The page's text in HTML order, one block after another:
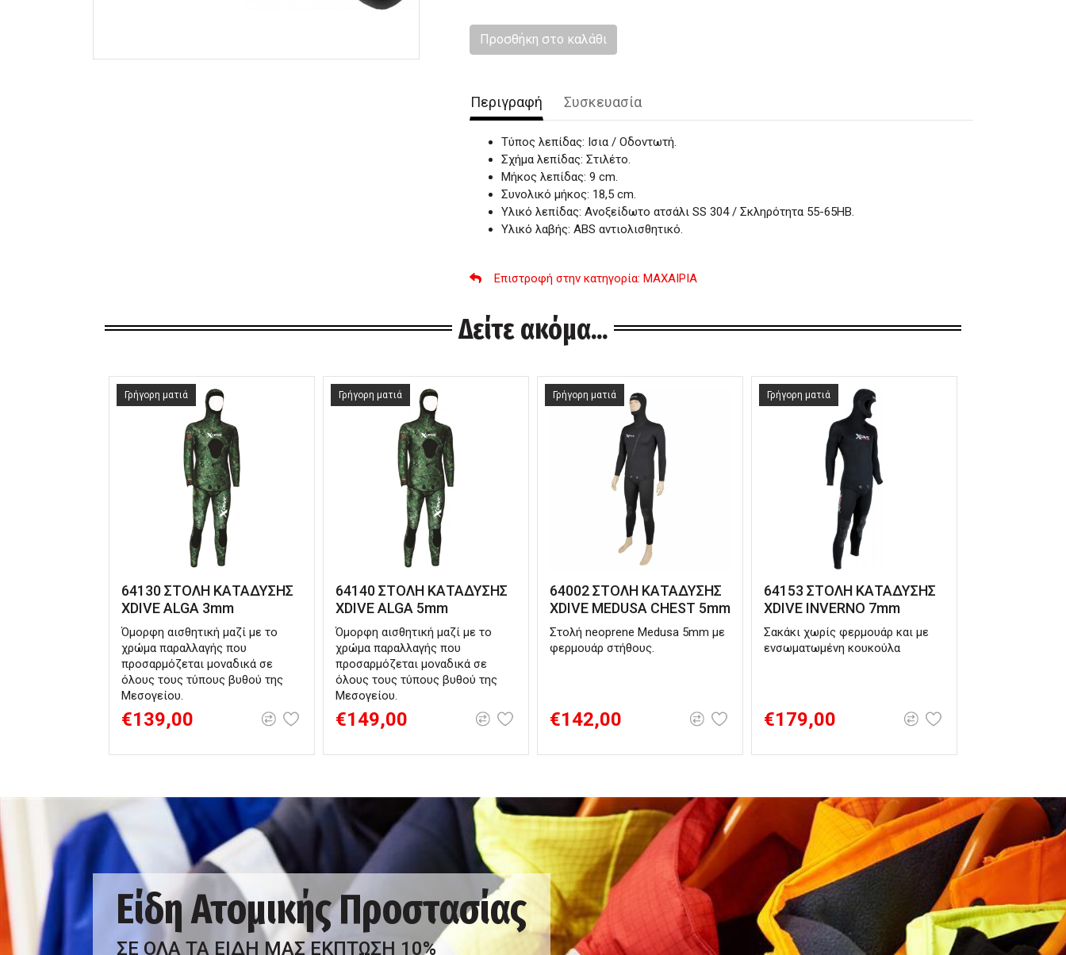
Προσθήκη στο καλάθι
Περιγραφή Συσκευασία
Τύπος λεπίδας: Ισια / Οδοντωτή.
Σχήμα λεπίδας: Στιλέτο.
Μήκος λεπίδας: 9 cm.
Συνολικό μήκος: 18,5 cm.
Υλικό λεπίδας: Ανοξείδωτο ατσάλι SS 304 / Σκληρότητα 55-65ΗΒ.
Υλικό λαβής: ABS αντιολισθητικό.
Επιστροφή στην κατηγορία: ΜΑΧΑΙΡΙΑ
Δείτε ακόμα...
64130 ΣΤΟΛΗ ΚΑΤΑΔΥΣΗΣ
XDIVE ALGA 3mm
Όμορφη αισθητική μαζί με το
χρώμα παραλλαγής που
προσαρμόζεται μοναδικά σε
όλους τους τύπους βυθού της
Μεσογείου.
€139,00
Γρήγορη ματιά
64140 ΣΤΟΛΗ ΚΑΤΑΔΥΣΗΣ
XDIVE ALGA 5mm
Όμορφη αισθητική μαζί με το
χρώμα παραλλαγής που
προσαρμόζεται μοναδικά σε
όλους τους τύπους βυθού της
Μεσογείου.
€149,00
Γρήγορη ματιά
64002 ΣΤΟΛΗ ΚΑΤΑΔΥΣΗΣ
XDIVE MEDUSA CHEST 5mm
Στολή neoprene Medusa 5mm με
φερμουάρ στήθους.
€142,00
Γρήγορη ματιά
64153 ΣΤΟΛΗ ΚΑΤΑΔΥΣΗΣ
XDIVE INVERNO 7mm
Σακάκι χωρίς φερμουάρ και με
ενσωματωμένη κουκούλα
€179,00
Γρήγορη ματιά
Είδη Ατομικής Προστασίας
ΣΕ ΟΛΑ ΤΑ ΕΙΔΗ ΜΑΣ ΕΚΠΤΩΣΗ 10%